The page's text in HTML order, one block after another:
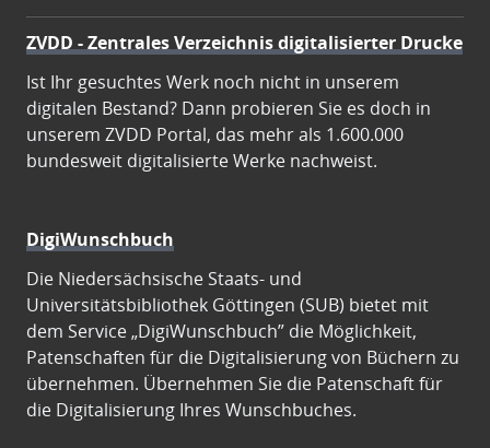
ZVDD - Zentrales Verzeichnis digitalisierter Drucke
Ist Ihr gesuchtes Werk noch nicht in unserem
digitalen Bestand? Dann probieren Sie es doch in
unserem ZVDD Portal, das mehr als 1.600.000
bundesweit digitalisierte Werke nachweist.
DigiWunschbuch
Die Niedersächsische Staats- und
Universitätsbibliothek Göttingen (SUB) bietet mit
dem Service „DigiWunschbuch” die Möglichkeit,
Patenschaften für die Digitalisierung von Büchern zu
übernehmen. Übernehmen Sie die Patenschaft für
die Digitalisierung Ihres Wunschbuches.